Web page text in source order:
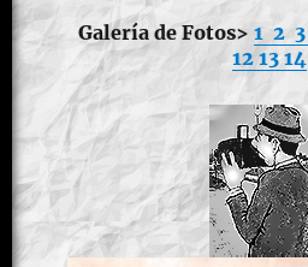
Galería de Fotos> 1 2 3
12 13 14